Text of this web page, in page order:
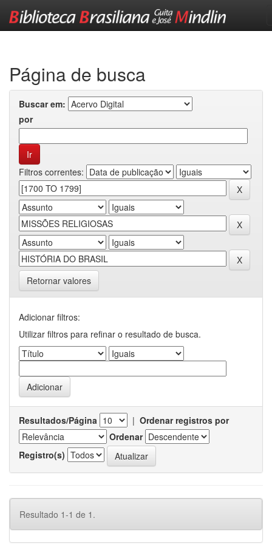
Página de busca
Buscar em:
por
Filtros correntes:
Retornar valores
Adicionar filtros:
Utilizar filtros para refinar o resultado de busca.
Resultados/Página | Ordenar registros por
Ordenar
Registro(s)
Resultado 1-1 de 1.